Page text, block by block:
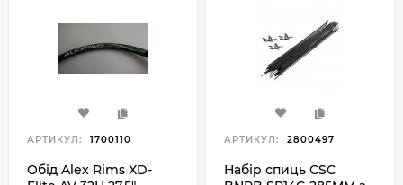
АРТИКУЛ: 1700110
Обід Alex Rims XD-
АРТИКУЛ: 2800497
Набір спиць CSC